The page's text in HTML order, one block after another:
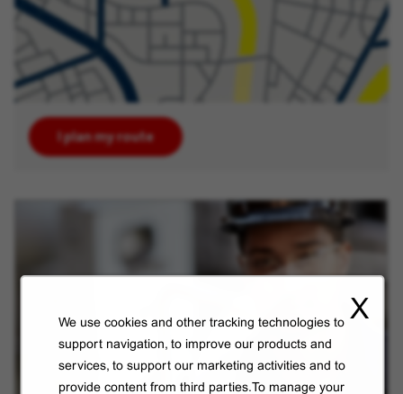
X
We use cookies and other tracking technologies to
support navigation, to improve our products and
services, to support our marketing activities and to
provide content from third parties.To manage your
I plan my route